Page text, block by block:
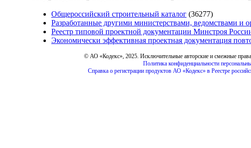
Общероссийский строительный каталог (36277)
Разработанные другими министерствами, ведомствами и
Реестр типовой проектной документации Минстроя
Экономически эффективная проектная документация
© АО «Кодекс», 2025. Исключительные авторские и смежные
Политика конфиденциальности
Справка о регистрации продуктов АО «Кодекс» в Реестре